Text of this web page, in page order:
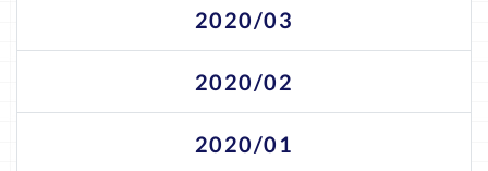
2020/03
2020/02
2020/01